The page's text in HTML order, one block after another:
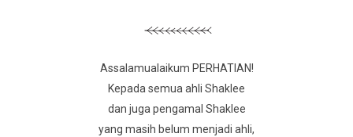
Assalamualaikum PERHATIAN!
Kepada semua ahli Shaklee
dan juga pengamal Shaklee
yang masih belum menjadi ahli,